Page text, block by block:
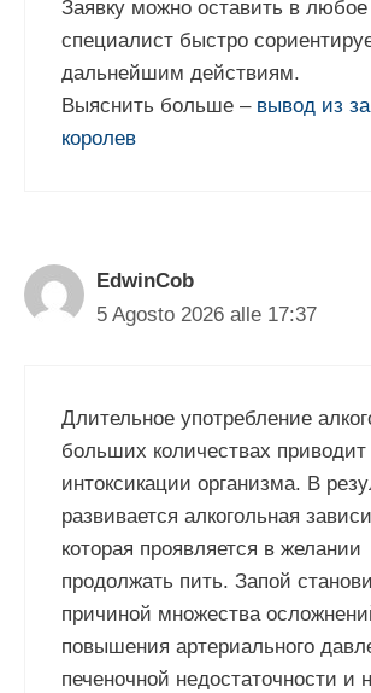
Заявку можно оставить в
специалист быстро
дальнейшим действиям.
Выяснить больше – вывод из
королев
EdwinCob
5 Agosto 2026 alle 17:37
Длительное употребление
больших количествах приводит
интоксикации организма. В
развивается алкогольная
которая проявляется в желании
продолжать пить. Запой
причиной множества
повышения артериального
печеночной недостаточности и